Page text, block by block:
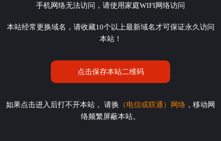
手机网络无法访问，请使用家庭WIFI网络访问
本站经常更换域名，请收藏10个以上最新域名才可保证永久访问
本站！
点击保存本站二维码
如果点击进入后打不开本站， 请换 （电信或联通）网络 ，移动网
络频繁屏蔽本站。